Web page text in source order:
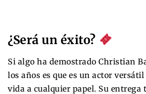
¿Será un éxito?
Si algo ha demostrado Christian
los años es que es un actor
vida a cualquier papel. Su entrega